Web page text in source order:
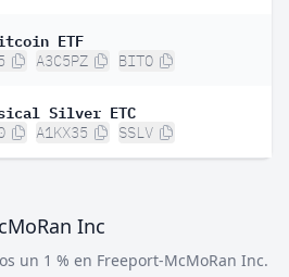
ETF
A3C5PZ BITO
Silver ETC
A1KX35 SSLV
Inc
un 1 % en Freeport-McMoRan Inc.